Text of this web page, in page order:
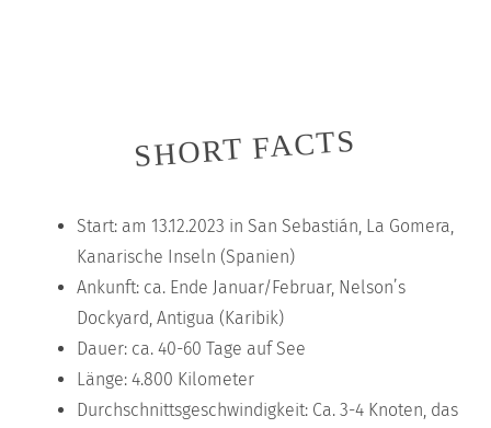
SHORT FACTS
Start: am 13.12.2023 in San Sebastián, La Gomera,
Kanarische Inseln (Spanien)
Ankunft: ca. Ende Januar/Februar, Nelson’s
Dockyard, Antigua (Karibik)
Dauer: ca. 40-60 Tage auf See
Länge: 4.800 Kilometer
Durchschnittsgeschwindigkeit: Ca. 3-4 Knoten, das